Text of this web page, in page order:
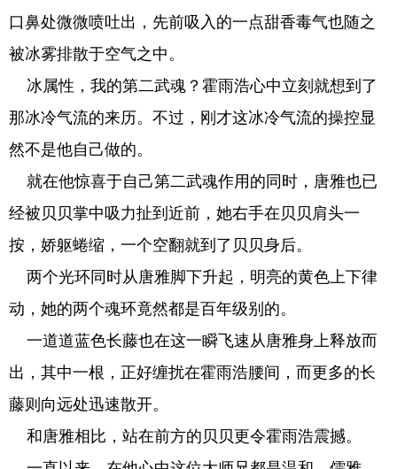
口鼻处微微喷吐出，先前吸入的一点甜香毒气也随之
被冰雾排散于空气之中。
冰属性，我的第二武魂？霍雨浩心中立刻就想到了
那冰冷气流的来历。不过，刚才这冰冷气流的操控显
然不是他自己做的。
就在他惊喜于自己第二武魂作用的同时，唐雅也已
经被贝贝掌中吸力扯到近前，她右手在贝贝肩头一
按，娇躯蜷缩，一个空翻就到了贝贝身后。
两个光环同时从唐雅脚下升起，明亮的黄色上下律
动，她的两个魂环竟然都是百年级别的。
一道道蓝色长藤也在这一瞬飞速从唐雅身上释放而
出，其中一根，正好缠扰在霍雨浩腰间，而更多的长
藤则向远处迅速散开。
和唐雅相比，站在前方的贝贝更令霍雨浩震撼。